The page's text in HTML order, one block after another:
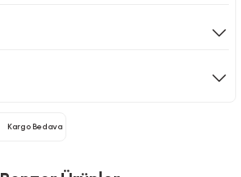
Kargo Bedava